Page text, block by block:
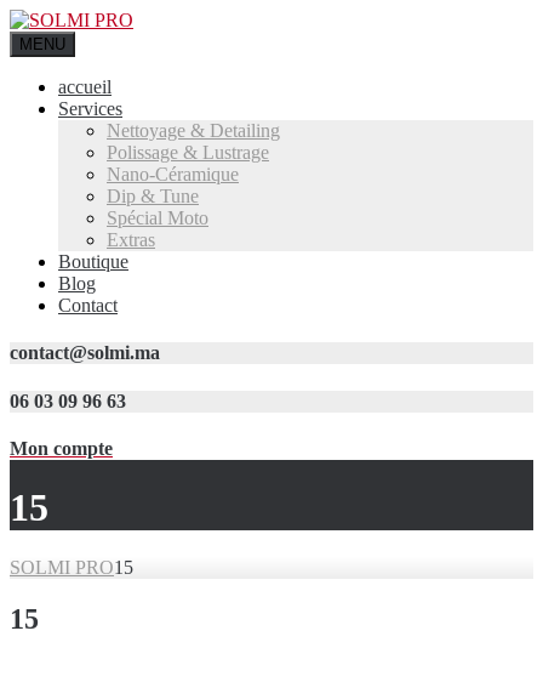
MENU
accueil
Services
Nettoyage & Detailing
Polissage & Lustrage
Nano-Céramique
Dip & Tune
Spécial Moto
Extras
Boutique
Blog
Contact
contact@solmi.ma
06 03 09 96 63
Mon compte
15
SOLMI PRO15
15